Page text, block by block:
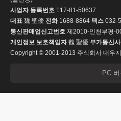
사업자 등록번호 117-81-50637
대표 魏 聖優 전화1688-8864 팩스 032-
통신판매업신고번호 제2010-인천부평-
개인정보 보호책임자魏 聖優 부가통신
Copyright © 2001-2013 주식회사 대우
PC 버